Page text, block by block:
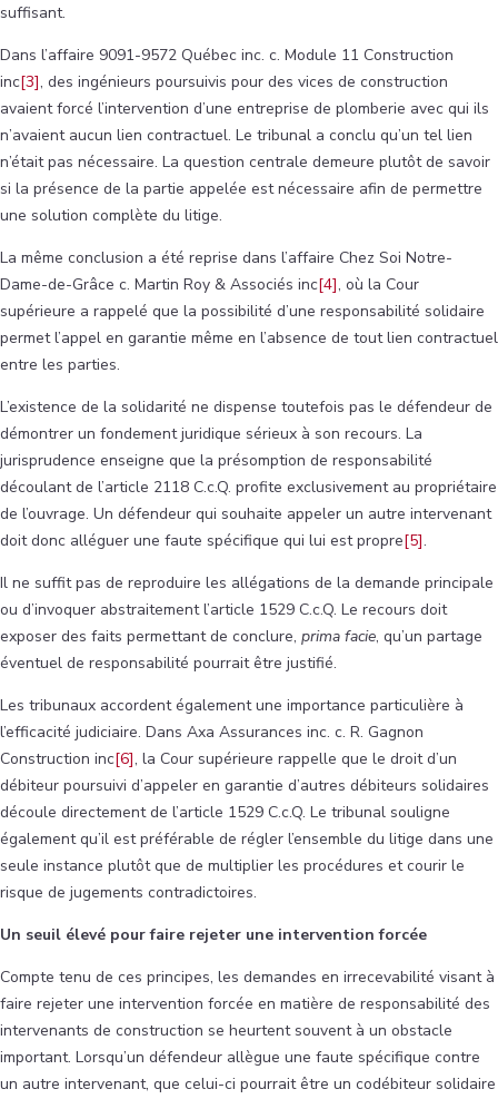
suffisant.
Dans l’affaire 9091-9572 Québec inc. c. Module 11 Construction
inc[3], des ingénieurs poursuivis pour des vices de construction
avaient forcé l’intervention d’une entreprise de plomberie avec qui ils
n’avaient aucun lien contractuel. Le tribunal a conclu qu’un tel lien
n’était pas nécessaire. La question centrale demeure plutôt de savoir
si la présence de la partie appelée est nécessaire afin de permettre
une solution complète du litige.
La même conclusion a été reprise dans l’affaire Chez Soi Notre-
Dame-de-Grâce c. Martin Roy & Associés inc[4], où la Cour
supérieure a rappelé que la possibilité d’une responsabilité solidaire
permet l’appel en garantie même en l’absence de tout lien contractuel
entre les parties.
L’existence de la solidarité ne dispense toutefois pas le défendeur de
démontrer un fondement juridique sérieux à son recours. La
jurisprudence enseigne que la présomption de responsabilité
découlant de l’article 2118 C.c.Q. profite exclusivement au propriétaire
de l’ouvrage. Un défendeur qui souhaite appeler un autre intervenant
doit donc alléguer une faute spécifique qui lui est propre[5].
Il ne suffit pas de reproduire les allégations de la demande principale
ou d’invoquer abstraitement l’article 1529 C.c.Q. Le recours doit
exposer des faits permettant de conclure, prima facie, qu’un partage
éventuel de responsabilité pourrait être justifié.
Les tribunaux accordent également une importance particulière à
l’efficacité judiciaire. Dans Axa Assurances inc. c. R. Gagnon
Construction inc[6], la Cour supérieure rappelle que le droit d’un
débiteur poursuivi d’appeler en garantie d’autres débiteurs solidaires
découle directement de l’article 1529 C.c.Q. Le tribunal souligne
également qu’il est préférable de régler l’ensemble du litige dans une
seule instance plutôt que de multiplier les procédures et courir le
risque de jugements contradictoires.
Un seuil élevé pour faire rejeter une intervention forcée
Compte tenu de ces principes, les demandes en irrecevabilité visant à
faire rejeter une intervention forcée en matière de responsabilité des
intervenants de construction se heurtent souvent à un obstacle
important. Lorsqu’un défendeur allègue une faute spécifique contre
un autre intervenant, que celui-ci pourrait être un codébiteur solidaire